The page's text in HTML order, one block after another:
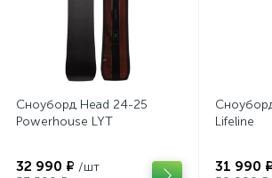
Сноуборд Head 24-25
Powerhouse LYT
32 990 ₽ /шт
Lifeline
31 990 ₽